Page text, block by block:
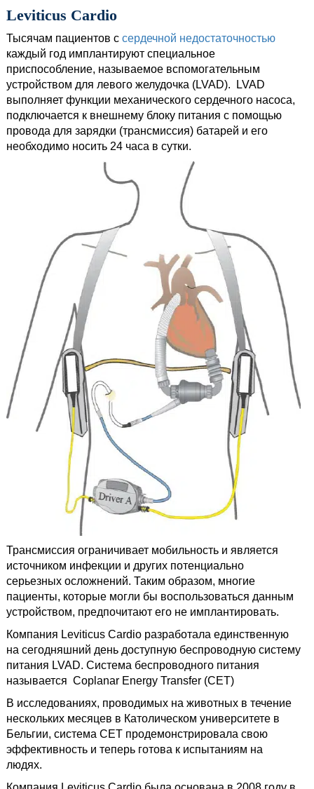
Leviticus Cardio
Тысячам пациентов с сердечной недостаточностью
каждый год имплантируют специальное
приспособление, называемое вспомогательным
устройством для левого желудочка (LVAD). LVAD
выполняет функции механического сердечного насоса,
подключается к внешнему блоку питания с помощью
провода для зарядки (трансмиссия) батарей и его
необходимо носить 24 часа в сутки.
Трансмиссия ограничивает мобильность и является
источником инфекции и других потенциально
серьезных осложнений. Таким образом, многие
пациенты, которые могли бы воспользоваться данным
устройством, предпочитают его не имплантировать.
Компания Leviticus Cardio разработала единственную
на сегодняшний день доступную беспроводную систему
питания LVAD. Система беспроводного питания
называется Coplanar Energy Transfer (CET)
В исследованиях, проводимых на животных в течение
нескольких месяцев в Католическом университете в
Бельгии, система CET продемонстрировала свою
эффективность и теперь готова к испытаниям на
людях.